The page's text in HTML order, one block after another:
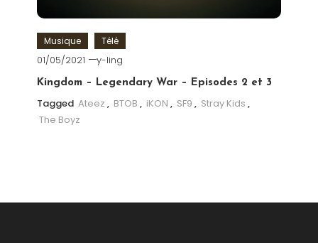
Musique Télé
01/05/2021 y-ling
Kingdom – Legendary War – Episodes 2 et 3
Tagged Ateez , BTOB , iKON , SF9 , Stray Kids ,
The Boyz